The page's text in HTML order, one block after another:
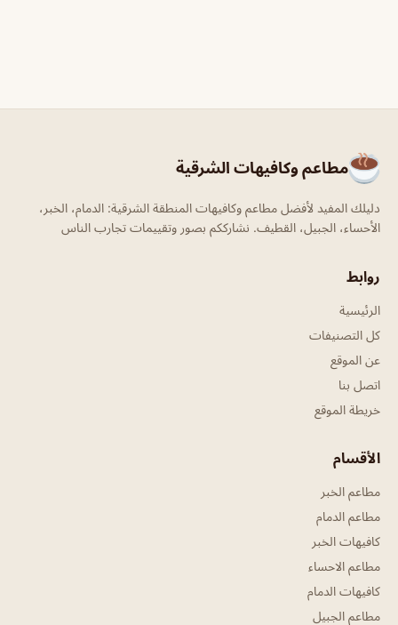
مطاعم وكافيهات الشرقية
دليلك المفيد لأفضل مطاعم وكافيهات المنطقة الشرقية: الدمام، الخبر،
الأحساء، الجبيل، القطيف. نشارككم بصور وتقييمات تجارب الناس
روابط
الرئيسية
كل التصنيفات
عن الموقع
اتصل بنا
خريطة الموقع
الأقسام
مطاعم الخبر
مطاعم الدمام
كافيهات الخبر
مطاعم الاحساء
كافيهات الدمام
مطاعم الجبيل